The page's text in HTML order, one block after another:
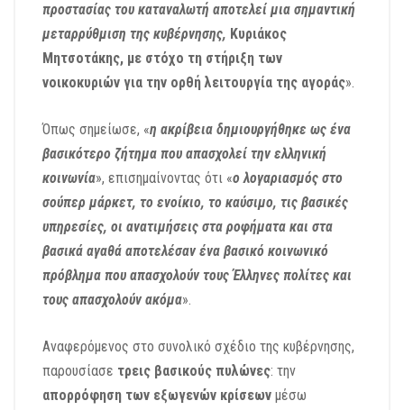
προστασίας του καταναλωτή αποτελεί μια σημαντική
μεταρρύθμιση της κυβέρνησης, Κυριάκος
Μητσοτάκης, με στόχο τη στήριξη των
νοικοκυριών για την ορθή λειτουργία της αγοράς».
Όπως σημείωσε, «η ακρίβεια δημιουργήθηκε ως ένα
βασικότερο ζήτημα που απασχολεί την ελληνική
κοινωνία», επισημαίνοντας ότι «ο λογαριασμός στο
σούπερ μάρκετ, το ενοίκιο, το καύσιμο, τις βασικές
υπηρεσίες, οι ανατιμήσεις στα ροφήματα και στα
βασικά αγαθά αποτελέσαν ένα βασικό κοινωνικό
πρόβλημα που απασχολούν τους Έλληνες πολίτες και
τους απασχολούν ακόμα».
Αναφερόμενος στο συνολικό σχέδιο της κυβέρνησης,
παρουσίασε τρεις βασικούς πυλώνες: την
απορρόφηση των εξωγενών κρίσεων μέσω